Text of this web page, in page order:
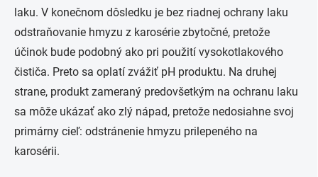
laku. V konečnom dôsledku je bez riadnej ochrany laku
odstraňovanie hmyzu z karosérie zbytočné, pretože
účinok bude podobný ako pri použití vysokotlakového
čističa. Preto sa oplatí zvážiť pH produktu. Na druhej
strane, produkt zameraný predovšetkým na ochranu laku
sa môže ukázať ako zlý nápad, pretože nedosiahne svoj
primárny cieľ: odstránenie hmyzu prilepeného na
karosérii.